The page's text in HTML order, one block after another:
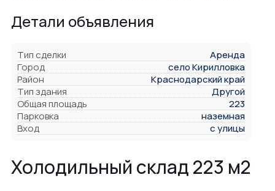
Детали объявления
Тип сделки
Аренда
Город
село Кирилловка
Район
Краснодарский край
Тип здания
Другой
Общая площадь
223
Парковка
наземная
Вход
с улицы
Холодильный склад 223 м2